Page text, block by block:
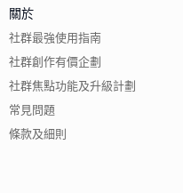
關於
社群最強使用指南
社群創作有價企劃
社群焦點功能及升級計劃
常見問題
條款及細則